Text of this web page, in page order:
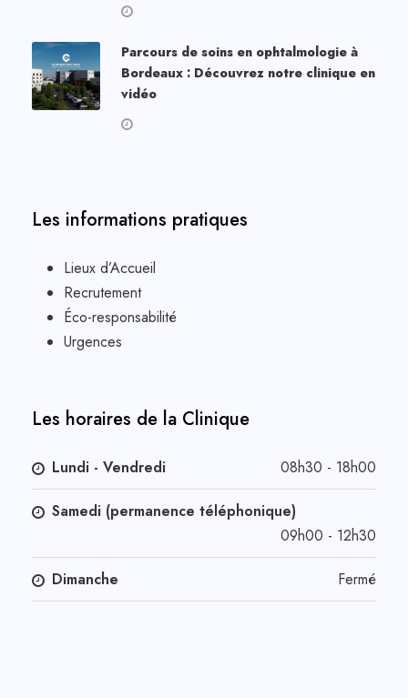
Parcours de soins en ophtalmologie à
Bordeaux : Découvrez notre clinique en
vidéo
Les informations pratiques
Lieux d’Accueil
Recrutement
Éco-responsabilité
Urgences
Les horaires de la Clinique
Lundi - Vendredi 08h30 - 18h00
Samedi (permanence téléphonique)
09h00 - 12h30
Dimanche Fermé